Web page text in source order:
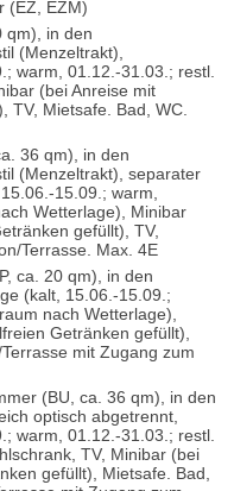
(EZ, EZM)
qm), in den
(Menzeltrakt),
warm, 01.12.-31.03.; restl.
(bei Anreise mit
TV, Mietsafe. Bad, WC.
36 qm), in den
(Menzeltrakt), separater
15.09.; warm,
Wetterlage), Minibar
gefüllt), TV,
Terrasse. Max. 4E
ca. 20 qm), in den
(kalt, 15.06.-15.09.;
nach Wetterlage),
Getränken gefüllt),
mit Zugang zum
(BU, ca. 36 qm), in den
optisch abgetrennt,
warm, 01.12.-31.03.; restl.
TV, Minibar (bei
gefüllt), Mietsafe. Bad,